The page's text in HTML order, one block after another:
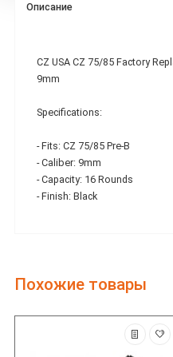
Описание
CZ USA CZ 75/85 Factory
9mm
Specifications:
- Fits: CZ 75/85 Pre-B
- Caliber: 9mm
- Capacity: 16 Rounds
- Finish: Black
Похожие товары